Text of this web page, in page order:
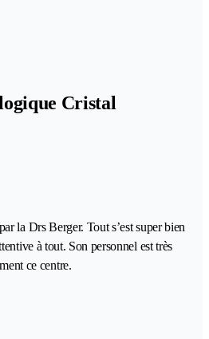
Cristal
la Drs Berger. Tout s’est super bien
à tout. Son personnel est très
ce centre.